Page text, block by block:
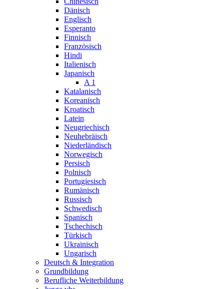
Dänisch
Englisch
Esperanto
Finnisch
Französisch
Hindi
Italienisch
Japanisch
A 1
Katalanisch
Koreanisch
Kroatisch
Latein
Neugriechisch
Neuhebräisch
Niederländisch
Norwegisch
Persisch
Polnisch
Portugiesisch
Rumänisch
Russisch
Schwedisch
Spanisch
Tschechisch
Türkisch
Ukrainisch
Ungarisch
Deutsch & Integration
Grundbildung
Berufliche Weiterbildung